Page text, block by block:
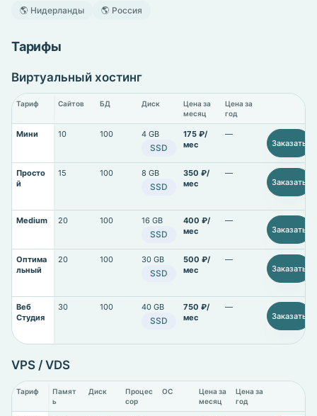
🌎 Нидерланды 🌎 Россия
Тарифы
Виртуальный хостинг
Тариф Сайтов БД Диск
Цена за
месяц
Цена за
год
Мини 10 100 4 GB
SSD
175 ₽/
мес
—
Заказать
Просто
й
15 100 8 GB
SSD
350 ₽/
мес
—
Заказать
Medium 20 100 16 GB
SSD
400 ₽/
мес
—
Заказать
Оптима
льный
20 100 30 GB
SSD
500 ₽/
мес
—
Заказать
Веб
Студия
30 100 40 GB
SSD
750 ₽/
мес
—
Заказать
VPS / VDS
Тариф
Памят
ь
Диск
Процес
сор
ОС
Цена за
месяц
Цена за
год